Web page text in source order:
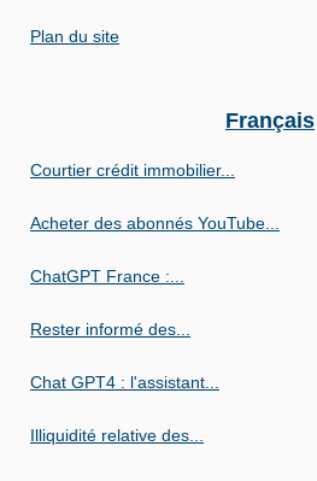
Plan du site
Français
Courtier crédit immobilier...
Acheter des abonnés YouTube...
ChatGPT France :...
Rester informé des...
Chat GPT4 : l'assistant...
Illiquidité relative des...